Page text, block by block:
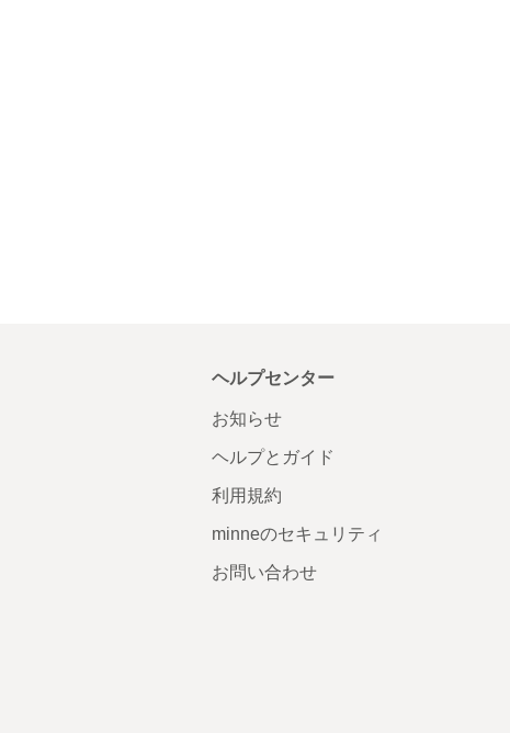
ヘルプセンター
お知らせ
ヘルプとガイド
利用規約
minneのセキュリティ
お問い合わせ